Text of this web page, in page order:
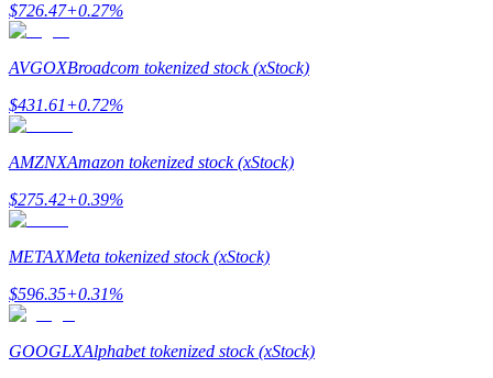
Bitrue Affiliates
Upp till 65% provision!
$726.47+0.27%
AVGOXBroadcom tokenized stock (xStock)
$431.61+0.72%
AMZNXAmazon tokenized stock (xStock)
$275.42+0.39%
METAXMeta tokenized stock (xStock)
$596.35+0.31%
GOOGLXAlphabet tokenized stock (xStock)